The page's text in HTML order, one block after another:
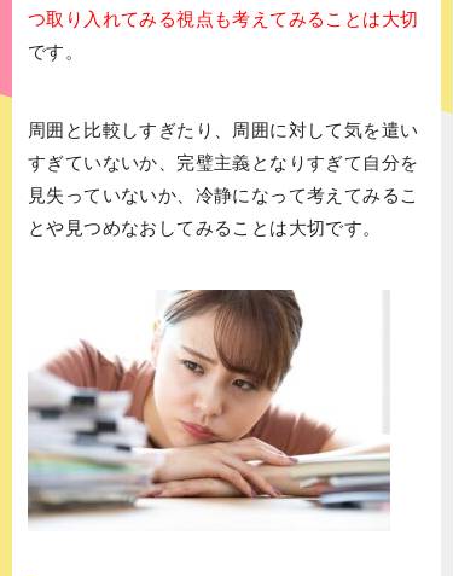
つ取り入れてみる視点も考えてみることは大切
です。
周囲と比較しすぎたり、周囲に対して気を遣い
すぎていないか、完璧主義となりすぎて自分を
見失っていないか、冷静になって考えてみるこ
とや見つめなおしてみることは大切です。